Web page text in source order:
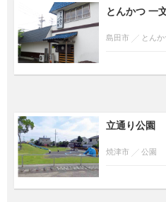
とんかつ 一
島田市 とんか
立通り公園
焼津市 公園